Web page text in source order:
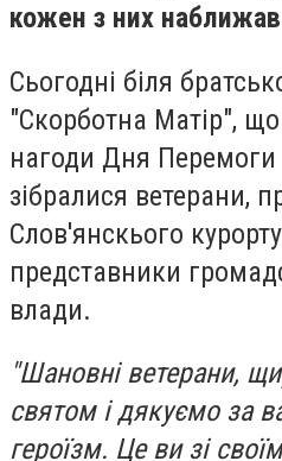
кожен з них
Сьогодні біля
"Скорботна Матір", що
нагоди Дня
зібралися ветерани,
Слов'янскього
представники
влади.
"Шановні ветерани,
святом і дякуємо за
героїзм. Це ви зі